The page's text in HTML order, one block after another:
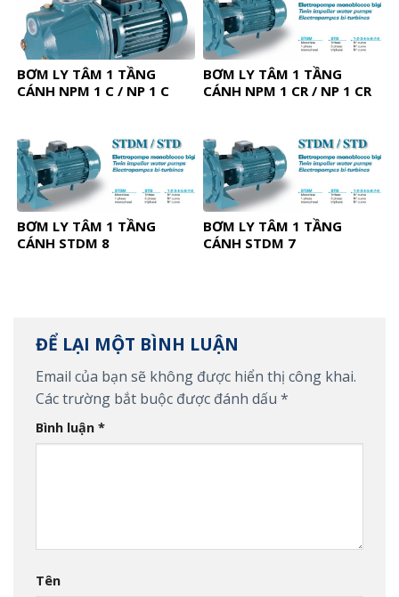
BƠM LY TÂM 1 TẦNG
CÁNH NPM 1 C / NP 1 C
BƠM LY TÂM 1 TẦNG
CÁNH NPM 1 CR / NP 1 CR
BƠM LY TÂM 1 TẦNG
CÁNH STDM 8
BƠM LY TÂM 1 TẦNG
CÁNH STDM 7
ĐỂ LẠI MỘT BÌNH LUẬN
Email của bạn sẽ không được hiển thị công khai.
Các trường bắt buộc được đánh dấu *
Bình luận *
Tên